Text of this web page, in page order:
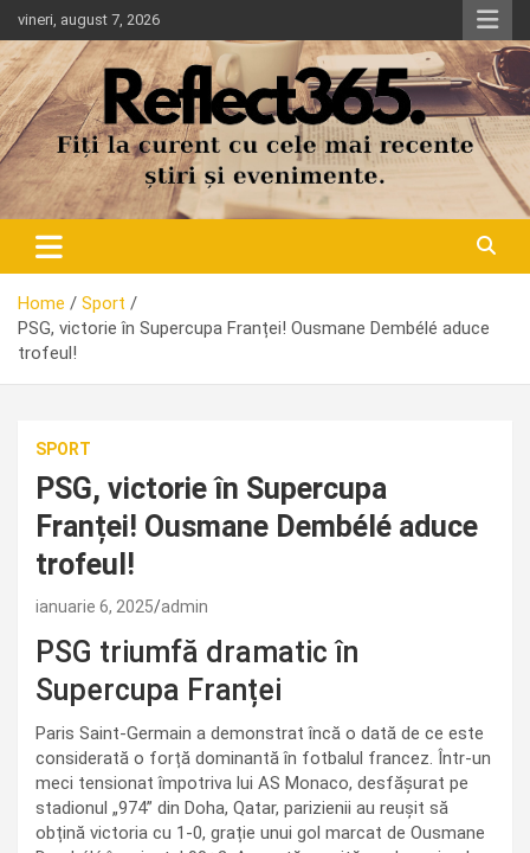
Skip
to
content
vineri, august 7, 2026
Home
Sport
PSG, victorie în Supercupa Franței! Ousmane Dembélé aduce
trofeul!
SPORT
PSG, victorie în Supercupa
Franței! Ousmane Dembélé aduce
trofeul!
ianuarie 6, 2025 admin
PSG triumfă dramatic în
Supercupa Franței
Paris Saint-Germain a demonstrat încă o dată de ce este
considerată o forță dominantă în fotbalul francez. Într-un
meci tensionat împotriva lui AS Monaco, desfășurat pe
stadionul „974” din Doha, Qatar, parizienii au reușit să
obțină victoria cu 1-0, grație unui gol marcat de Ousmane